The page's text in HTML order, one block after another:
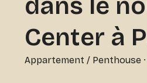
dans le
Center à
Appartement / Penthouse ·